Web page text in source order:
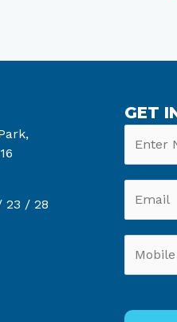
23 /28
GET